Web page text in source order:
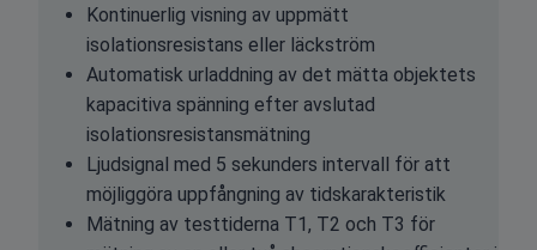
Kontinuerlig visning av uppmätt
isolationsresistans eller läckström
Automatisk urladdning av det mätta objektets
kapacitiva spänning efter avslutad
isolationsresistansmätning
Ljudsignal med 5 sekunders intervall för att
möjliggöra uppfångning av tidskarakteristik
Mätning av testtiderna T1, T2 och T3 för